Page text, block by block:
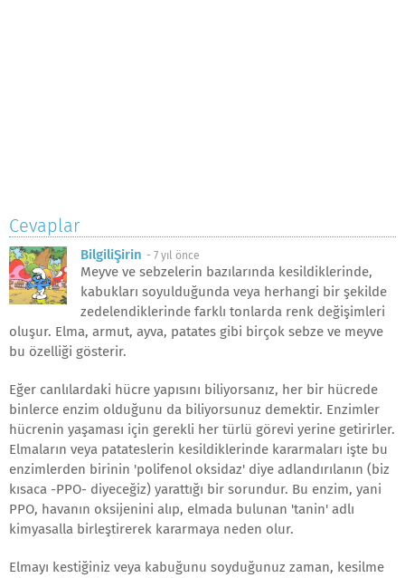
Cevaplar
BilgiliŞirin - 7 yıl önce
Meyve ve sebzelerin bazılarında kesildiklerinde,
kabukları soyulduğunda veya herhangi bir şekilde
zedelendiklerinde farklı tonlarda renk değişimleri
oluşur. Elma, armut, ayva, patates gibi birçok sebze ve meyve
bu özelliği gösterir.
Eğer canlılardaki hücre yapısını biliyorsanız, her bir hücrede
binlerce enzim olduğunu da biliyorsunuz demektir. Enzimler
hücrenin yaşaması için gerekli her türlü görevi yerine getirirler.
Elmaların veya patateslerin kesildiklerinde kararmaları işte bu
enzimlerden birinin 'polifenol oksidaz' diye adlandırılanın (biz
kısaca -PPO- diyeceğiz) yarattığı bir sorundur. Bu enzim, yani
PPO, havanın oksijenini alıp, elmada bulunan 'tanin' adlı
kimyasalla birleştirerek kararmaya neden olur.
Elmayı kestiğiniz veya kabuğunu soyduğunuz zaman, kesilme